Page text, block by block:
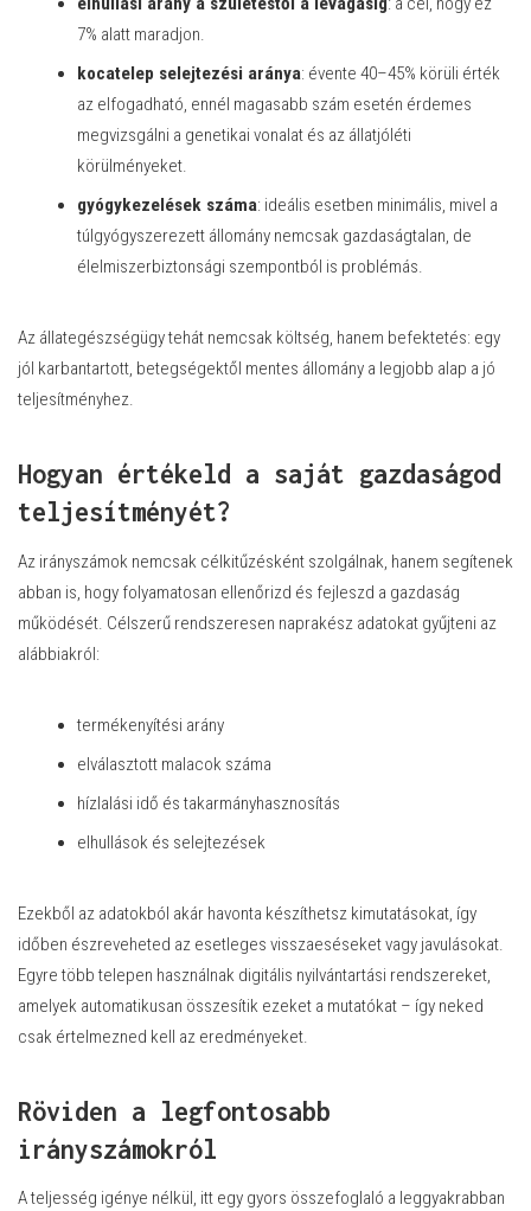
7% alatt maradjon.
kocatelep selejtezési aránya: évente 40–45% körüli érték
az elfogadható, ennél magasabb szám esetén érdemes
megvizsgálni a genetikai vonalat és az állatjóléti
körülményeket.
gyógykezelések száma: ideális esetben minimális, mivel a
túlgyógyszerezett állomány nemcsak gazdaságtalan, de
élelmiszerbiztonsági szempontból is problémás.
Az állategészségügy tehát nemcsak költség, hanem befektetés: egy
jól karbantartott, betegségektől mentes állomány a legjobb alap a jó
teljesítményhez.
Hogyan értékeld a saját gazdaságod
teljesítményét?
Az irányszámok nemcsak célkitűzésként szolgálnak, hanem segítenek
abban is, hogy folyamatosan ellenőrizd és fejleszd a gazdaság
működését. Célszerű rendszeresen naprakész adatokat gyűjteni az
alábbiakról:
termékenyítési arány
elválasztott malacok száma
hízlalási idő és takarmányhasznosítás
elhullások és selejtezések
Ezekből az adatokból akár havonta készíthetsz kimutatásokat, így
időben észreveheted az esetleges visszaeséseket vagy javulásokat.
Egyre több telepen használnak digitális nyilvántartási rendszereket,
amelyek automatikusan összesítik ezeket a mutatókat – így neked
csak értelmezned kell az eredményeket.
Röviden a legfontosabb
irányszámokról
A teljesség igénye nélkül, itt egy gyors összefoglaló a leggyakrabban